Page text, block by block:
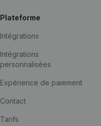
Plateforme
Intégrations
Intégrations
personnalisées
Expérience de paiement
Contact
Tarifs